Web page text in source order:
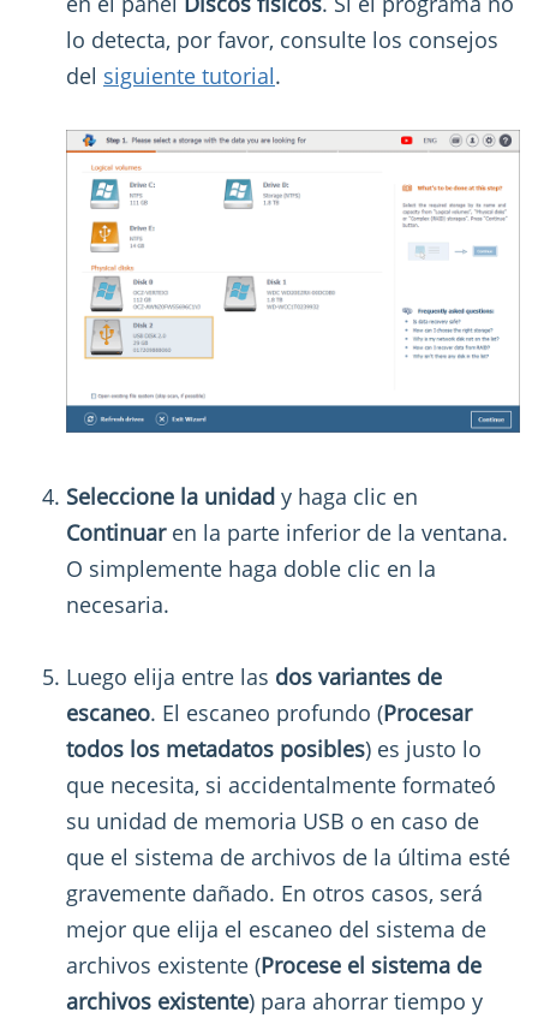
lo detecta, por favor, consulte los consejos
del siguiente tutorial.
Seleccione la unidad y haga clic en
Continuaren la parte inferior de la ventana.
O simplemente haga doble clic en la
necesaria.
Luego elija entre las dos variantes de
escaneo. El escaneo profundo (Procesar
todos los metadatos posibles) es justo lo
que necesita, si accidentalmente formateó
su unidad de memoria USB o en caso de
que el sistema de archivos de la última esté
gravemente dañado. En otros casos, será
mejor que elija el escaneo del sistema de
archivos existente (Procese el sistema de
archivos existente) para ahorrar tiempo y